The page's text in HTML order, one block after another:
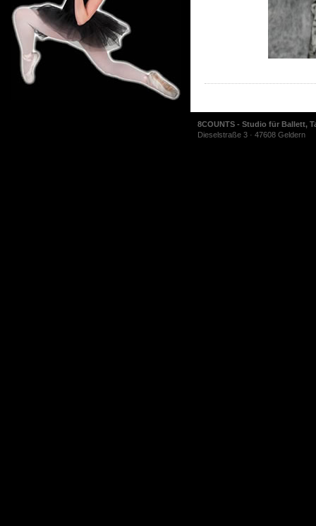
8COUNTS - Studio für Ballett,
Dieselstraße 3 · 47608 Geldern